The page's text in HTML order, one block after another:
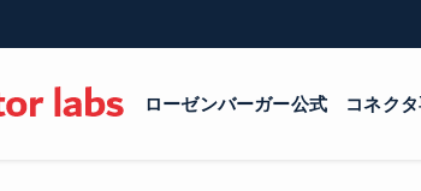
ローゼンバーガー公式 コネクタ